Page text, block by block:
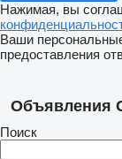
Нажимая, вы
Ваши
предоставления
Объявления
Поиск